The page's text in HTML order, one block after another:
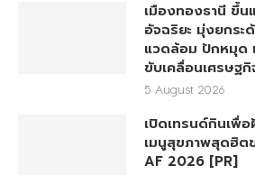
เมืองทองธานี ขึ้น
อัจฉริยะ มุ่งยกระ
แวดล้อม ปักหมุด
ขับเคลื่อนเศรษฐกิ
5 August 2026
เปิดเทรนด์กินเพื่
เมนูสุขภาพสุดฮิ
AF 2026 [PR]